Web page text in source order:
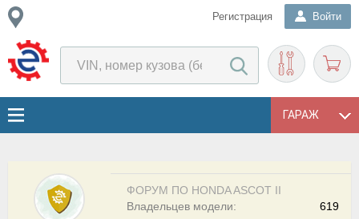
Регистрация Войти
ГАРАЖ
ФОРУМ ПО HONDA ASCOT II
619
Владельцев модели: